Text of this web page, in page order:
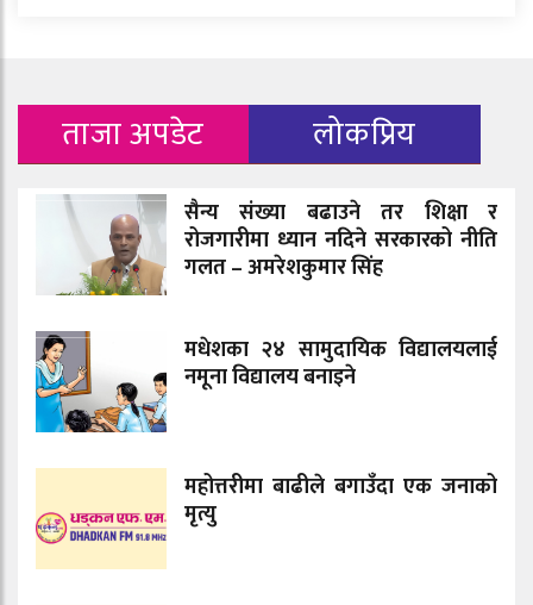
ताजा अपडेट लोकप्रिय
सैन्य संख्या बढाउने तर शिक्षा र
रोजगारीमा ध्यान नदिने सरकारको नीति
गलत – अमरेशकुमार सिंह
मधेशका २४ सामुदायिक विद्यालयलाई
नमूना विद्यालय बनाइने
महोत्तरीमा बाढीले बगाउँदा एक जनाको
मृत्यु